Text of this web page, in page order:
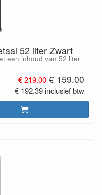
52 liter Zwart
een inhoud van 52 liter
€ 219.00 € 159.00
€ 192.39 inclusief btw